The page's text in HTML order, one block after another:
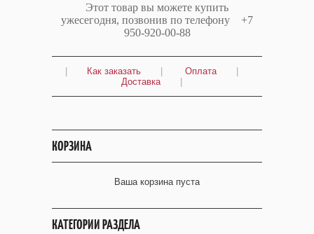
Этот товар вы можете купить
ужесегодня, позвонив по телефону +7
950-920-00-88
Как заказать Оплата
Доставка
КОРЗИНА
Ваша корзина пуста
КАТЕГОРИИ РАЗДЕЛА